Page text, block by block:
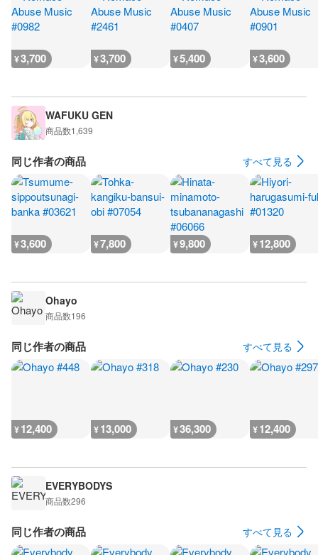
¥3,700 ¥3,700 ¥5,400 ¥3,600
WAFUKU GEN
商品数1,639
同じ作者の商品 すべて見る
¥3,600 ¥7,800 ¥9,800 ¥12,800
Ohayo
商品数196
同じ作者の商品 すべて見る
¥12,400 ¥13,000 ¥36,300 ¥12,400
EVERYBODYS
商品数296
同じ作者の商品 すべて見る